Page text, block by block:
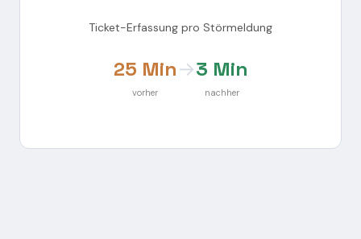
Ticket-Erfassung pro Störmeldung
25 Min
vorher
→3 Min
nachher